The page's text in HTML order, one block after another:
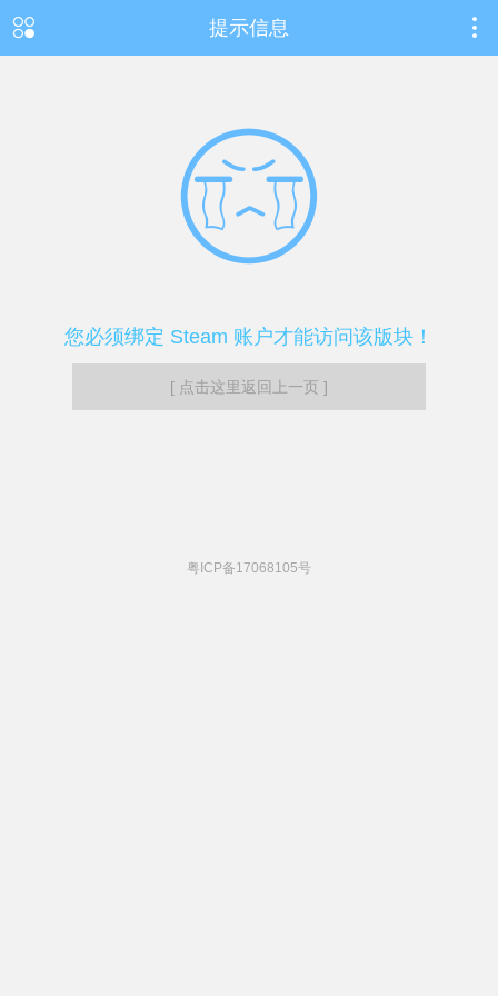
提示信息
您必须绑定 Steam 账户才能访问该版块！
[ 点击这里返回上一页 ]
粤ICP备17068105号